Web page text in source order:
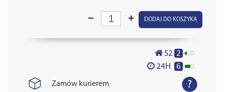
DODAJ DO KOSZYKA
S2 2
24H 6
Zamów kurierem